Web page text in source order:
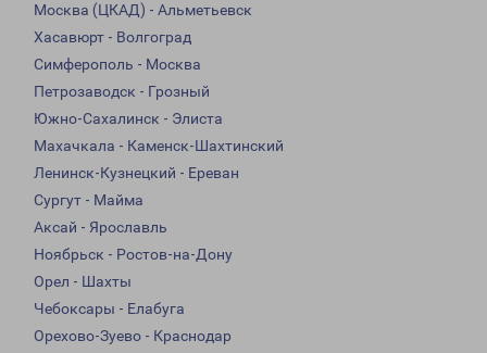
Москва (ЦКАД) - Альметьевск
Хасавюрт - Волгоград
Симферополь - Москва
Петрозаводск - Грозный
Южно-Сахалинск - Элиста
Махачкала - Каменск-Шахтинский
Ленинск-Кузнецкий - Ереван
Сургут - Майма
Аксай - Ярославль
Ноябрьск - Ростов-на-Дону
Орел - Шахты
Чебоксары - Елабуга
Орехово-Зуево - Краснодар